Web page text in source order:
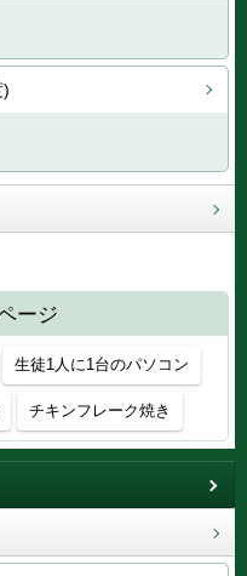
)
ージ
生徒1人に1台のパソコン
チキンフレーク焼き